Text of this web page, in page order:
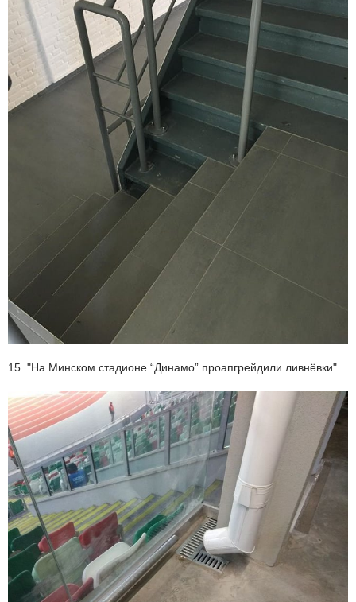
15. "На Минском стадионе “Динамо” проапгрейдили ливнёвки"